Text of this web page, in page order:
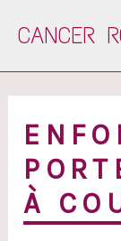
CANCER
À